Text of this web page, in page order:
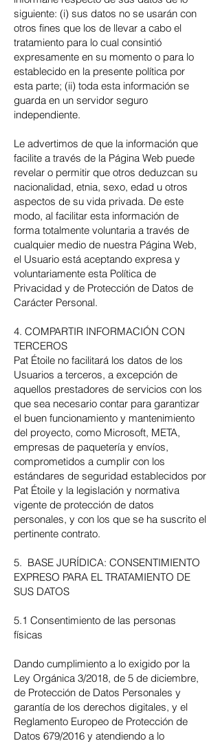
siguiente: (i) sus datos no se usarán con
otros fines que los de llevar a cabo el
tratamiento para lo cual consintió
expresamente en su momento o para lo
establecido en la presente política por
esta parte; (ii) toda esta información se
guarda en un servidor seguro
independiente.
Le advertimos de que la información que
facilite a través de la Página Web puede
revelar o permitir que otros deduzcan su
nacionalidad, etnia, sexo, edad u otros
aspectos de su vida privada. De este
modo, al facilitar esta información de
forma totalmente voluntaria a través de
cualquier medio de nuestra Página Web,
el Usuario está aceptando expresa y
voluntariamente esta Política de
Privacidad y de Protección de Datos de
Carácter Personal.
4. COMPARTIR INFORMACIÓN CON
TERCEROS
Pat Étoile no facilitará los datos de los
Usuarios a terceros, a excepción de
aquellos prestadores de servicios con los
que sea necesario contar para garantizar
el buen funcionamiento y mantenimiento
del proyecto, como Microsoft, META,
empresas de paquetería y envíos,
comprometidos a cumplir con los
estándares de seguridad establecidos por
Pat Étoile y la legislación y normativa
vigente de protección de datos
personales, y con los que se ha suscrito el
pertinente contrato.
5. BASE JURÍDICA: CONSENTIMIENTO
EXPRESO PARA EL TRATAMIENTO DE
SUS DATOS
5.1 Consentimiento de las personas
físicas
Dando cumplimiento a lo exigido por la
Ley Orgánica 3/2018, de 5 de diciembre,
de Protección de Datos Personales y
garantía de los derechos digitales, y el
Reglamento Europeo de Protección de
Datos 679/2016 y atendiendo a lo